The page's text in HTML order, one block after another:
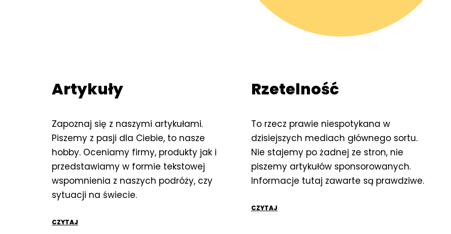
Artykuły
Zapoznaj się z naszymi artykułami.
Piszemy z pasji dla Ciebie, to nasze
hobby. Oceniamy firmy, produkty jak i
przedstawiamy w formie tekstowej
wspomnienia z naszych podróży, czy
sytuacji na świecie.
CZYTAJ
Rzetelność
To rzecz prawie niespotykana w
dzisiejszych mediach głównego sortu.
Nie stajemy po żadnej ze stron, nie
piszemy artykułów sponsorowanych.
Informacje tutaj zawarte są prawdziwe.
CZYTAJ